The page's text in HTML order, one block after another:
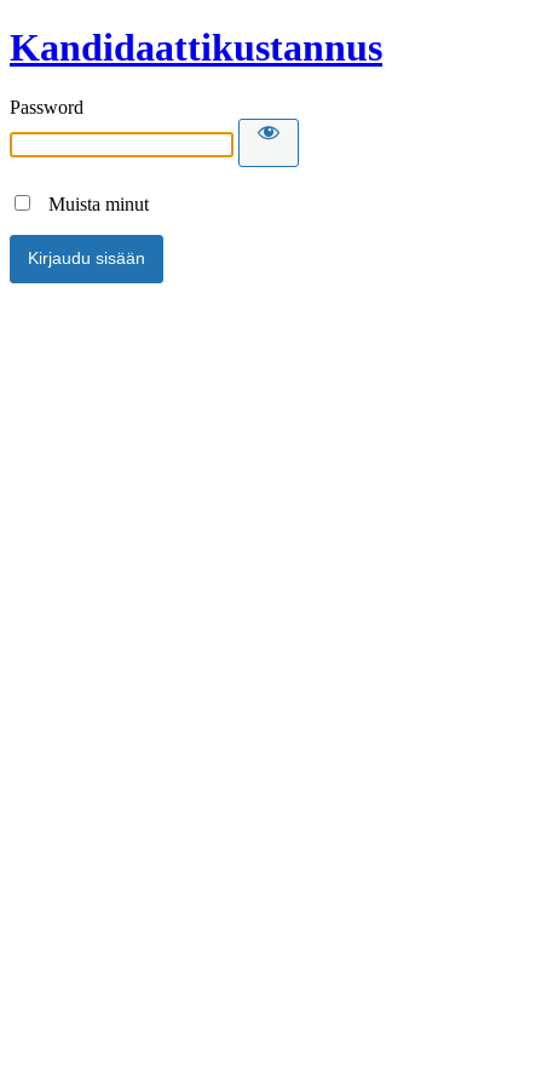
Kandidaattikustannus
Password
Muista minut